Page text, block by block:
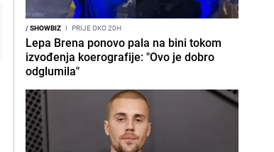
/SHOWBIZ I PRIJE OKO 20H
Lepa Brena ponovo pala na bini tokom
izvođenja koerografije: "Ovo je dobro
odglumila"